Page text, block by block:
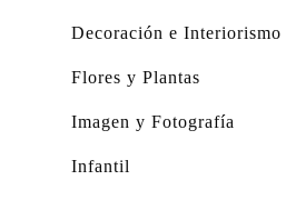
Decoración e Interiorismo
Flores y Plantas
Imagen y Fotografía
Infantil